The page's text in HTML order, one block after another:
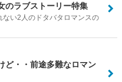
のラブストーリー特集
ない2人のドタバタロマンスの
ど・・前途多難なロマン